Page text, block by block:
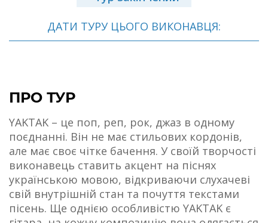
ДАТИ ТУРУ ЦЬОГО ВИКОНАВЦЯ:
ПРО ТУР
YAKTAK – це поп, реп, рок, джаз в одному
поєднанні. Він не має стильових кордонів,
але має своє чітке бачення. У своїй творчості
виконавець ставить акцент на піснях
українською мовою, відкриваючи слухачеві
свій внутрішній стан та почуття текстами
пісень. Ще однією особливістю YAKTAK є